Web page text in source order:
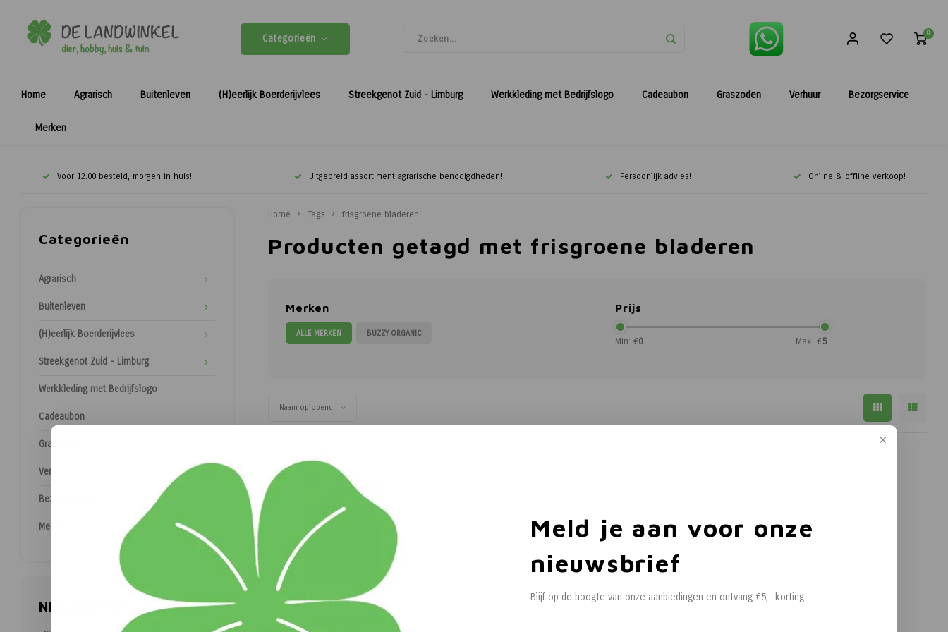
Meld je aan voor onze
nieuwsbrief
Blijf op de hoogte van onze aanbiedingen en ontvang €5,- korting.
Categorieën 0
Home Agrarisch Buitenleven (H)eerlijk Boerderijvlees Streekgenot Zuid - Limburg Werkkleding met Bedrijfslogo Cadeaubon Graszoden Verhuur Bezorgservice
Merken
Voor 12.00 besteld, morgen in huis! Uitgebreid assortiment agrarische benodigdheden! Persoonlijk advies! Online & offline verkoop!
Categorieën
Agrarisch
Buitenleven
(H)eerlijk Boerderijvlees
Streekgenot Zuid - Limburg
Werkkleding met Bedrijfslogo
Cadeaubon
Graszoden
Verhuur
Bezorgservice
Merken
Nieuwsbrief
Home Tags frisgroene bladeren
Producten getagd met frisgroene bladeren
Merken
ALLE MERKEN BUZZY ORGANIC
Prijs
Min: €0 Max: €5
Naam oplopend